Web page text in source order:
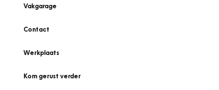
Vakgarage
Contact
Werkplaats
Kom gerust verder